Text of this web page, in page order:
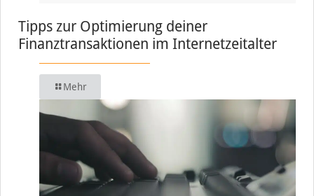
Tipps zur Optimierung deiner
Finanztransaktionen im Internetzeitalter
Mehr